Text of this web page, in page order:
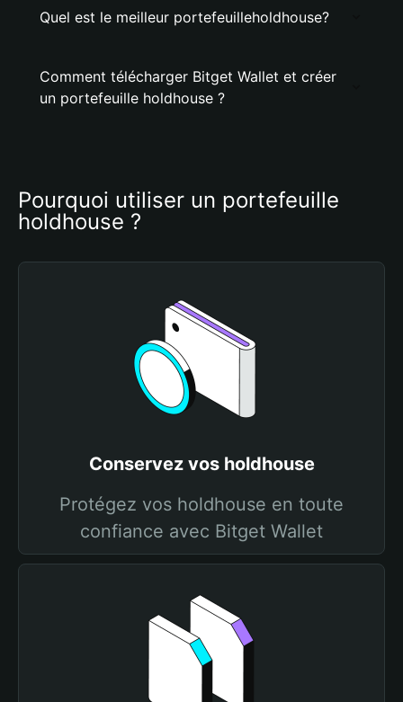
Quel est le meilleur portefeuilleholdhouse?
Comment télécharger Bitget Wallet et créer
un portefeuille holdhouse ?
Pourquoi utiliser un portefeuille
holdhouse ?
Conservez vos holdhouse
Protégez vos holdhouse en toute
confiance avec Bitget Wallet